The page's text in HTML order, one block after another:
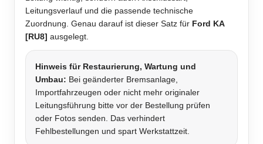
Leitungsverlauf und die passende technische
Zuordnung. Genau darauf ist dieser Satz für Ford KA
[RU8] ausgelegt.
Hinweis für Restaurierung, Wartung und
Umbau: Bei geänderter Bremsanlage,
Importfahrzeugen oder nicht mehr originaler
Leitungsführung bitte vor der Bestellung prüfen
oder Fotos senden. Das verhindert
Fehlbestellungen und spart Werkstattzeit.